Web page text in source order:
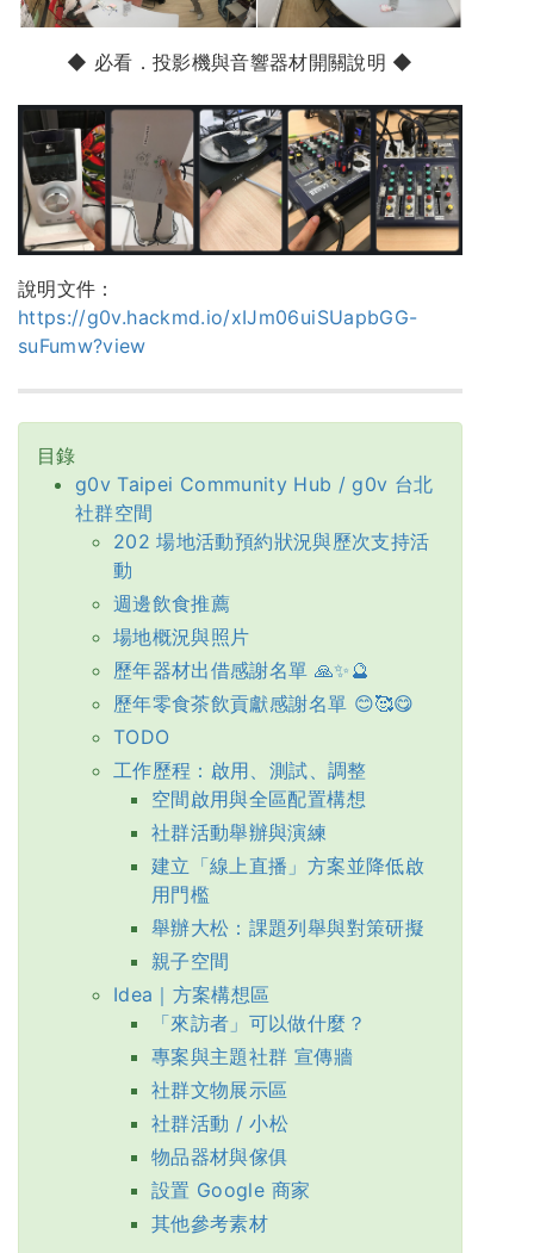
◆ 必看．投影機與音響器材開關說明 ◆
說明文件：
https://g0v.hackmd.io/xIJm06uiSUapbGG-
suFumw?view
目錄
g0v Taipei Community Hub / g0v 台北
社群空間
202 場地活動預約狀況與歷次支持活
動
週邊飲食推薦
場地概況與照片
歷年器材出借感謝名單 🙏✨🔮
歷年零食茶飲貢獻感謝名單 😊🥰😋
TODO
工作歷程：啟用、測試、調整
空間啟用與全區配置構想
社群活動舉辦與演練
建立「線上直播」方案並降低啟
用門檻
舉辦大松：課題列舉與對策研擬
親子空間
Idea｜方案構想區
「來訪者」可以做什麼？
專案與主題社群 宣傳牆
社群文物展示區
社群活動 / 小松
物品器材與傢俱
設置 Google 商家
其他參考素材